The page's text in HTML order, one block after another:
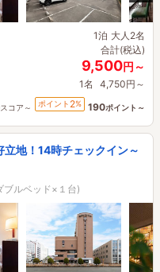
1泊 大人2名
合計(税込)
9,500円～
1名 4,750円～
コア～ ポイント 2% 190ポイント～
立地！14時チェックイン～
ルベッド×１台)